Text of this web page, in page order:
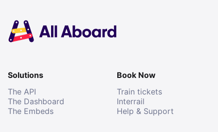
Solutions
The API
The Dashboard
The Embeds
Book Now
Train tickets
Interrail
Help & Support